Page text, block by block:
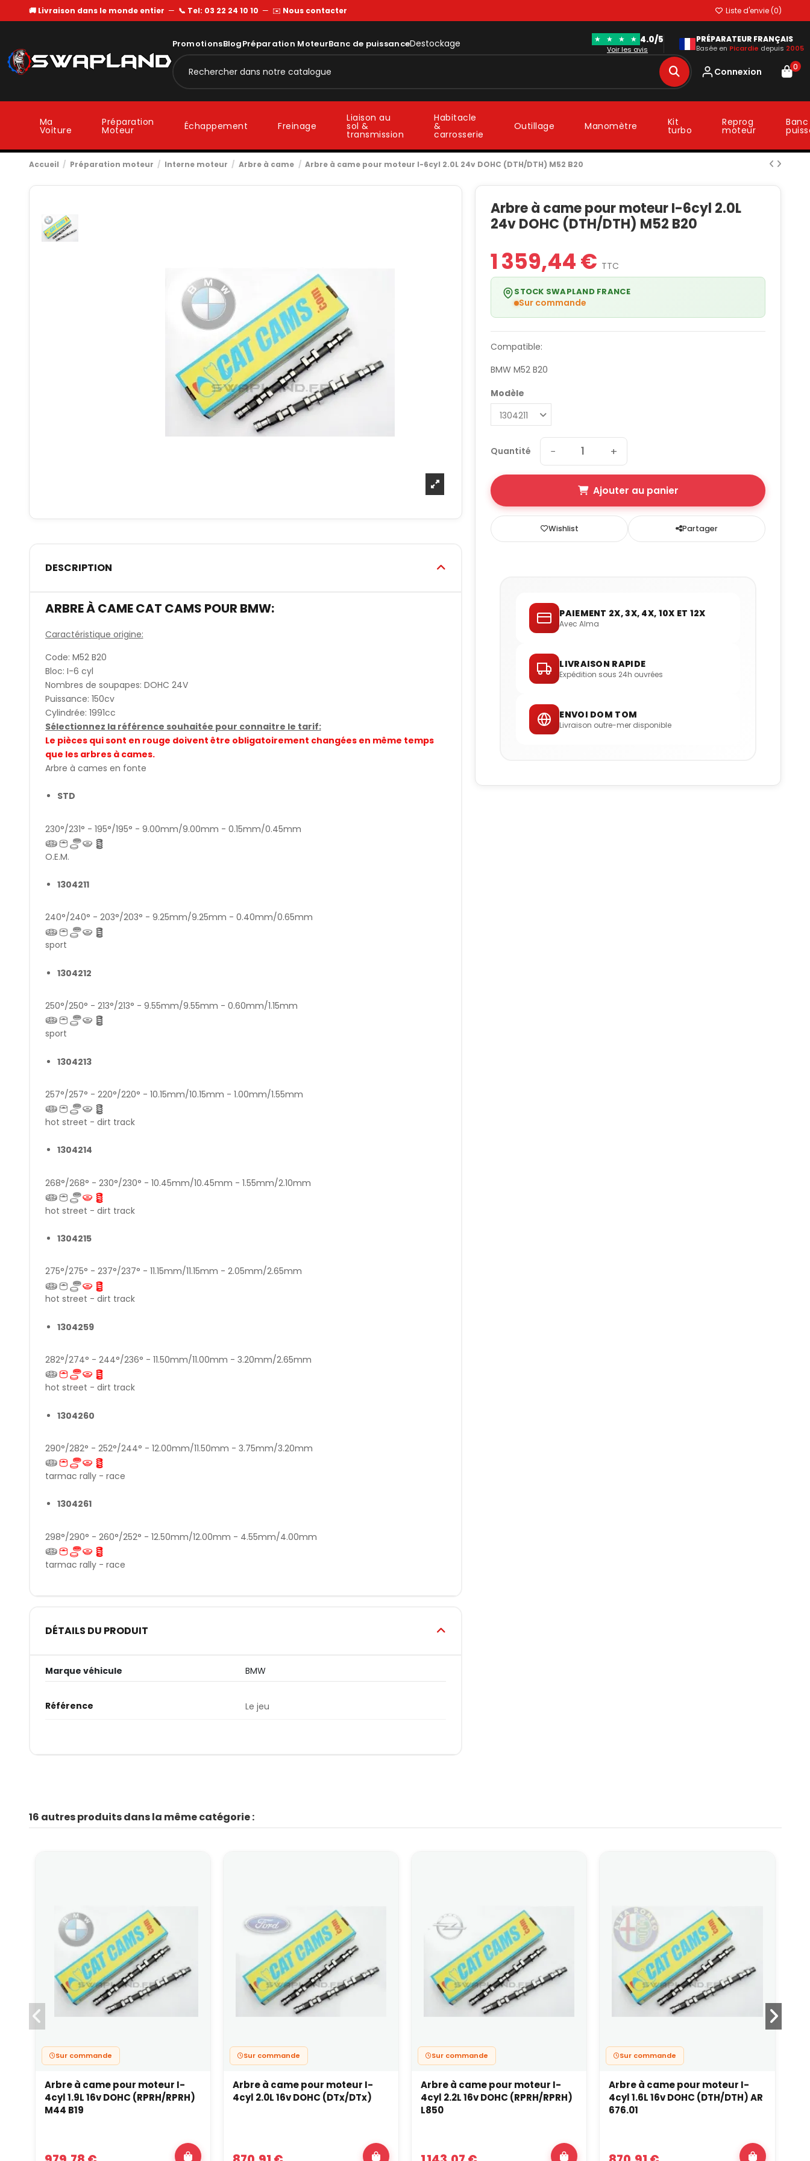
🚚 Livraison dans le monde entier — 📞 Tel: 03 22 24 10 10 — ✉️ Nous contacter Liste d'envie (0)
PromotionsBlogPréparation MoteurBanc de puissanceDestockage ★ ★ ★ ★ 4.0/5
Voir les avis
PRÉPARATEUR FRANÇAIS
Basée en Picardie depuis 2005
Connexion 0
Ma
Voiture
Préparation
Moteur Échappement Freinage
Liaison au
sol &
transmission
Habitacle
&
carrosserie
Outillage Manomètre Kit
turbo
Reprog
moteur
Accueil Préparation moteur Interne moteur Arbre à came Arbre à came pour moteur I-6cyl 2.0L 24v DOHC (DTH/DTH) M52 B20
DESCRIPTION
ARBRE À CAME CAT CAMS POUR BMW:
Caractéristique origine:
Code: M52 B20
Bloc: I-6 cyl
Nombres de soupapes: DOHC 24V
Puissance: 150cv
Cylindrée: 1991cc
Sélectionnez la référence souhaitée pour connaitre le tarif:
Le pièces qui sont en rouge doivent être obligatoirement changées en même temps
que les arbres à cames.
Arbre à cames en fonte
STD
230°/231° - 195°/195° - 9.00mm/9.00mm - 0.15mm/0.45mm
O.E.M.
1304211
240°/240° - 203°/203° - 9.25mm/9.25mm - 0.40mm/0.65mm
sport
1304212
250°/250° - 213°/213° - 9.55mm/9.55mm - 0.60mm/1.15mm
sport
1304213
257°/257° - 220°/220° - 10.15mm/10.15mm - 1.00mm/1.55mm
hot street - dirt track
1304214
268°/268° - 230°/230° - 10.45mm/10.45mm - 1.55mm/2.10mm
hot street - dirt track
1304215
275°/275° - 237°/237° - 11.15mm/11.15mm - 2.05mm/2.65mm
hot street - dirt track
1304259
282°/274° - 244°/236° - 11.50mm/11.00mm - 3.20mm/2.65mm
hot street - dirt track
1304260
290°/282° - 252°/244° - 12.00mm/11.50mm - 3.75mm/3.20mm
tarmac rally - race
1304261
298°/290° - 260°/252° - 12.50mm/12.00mm - 4.55mm/4.00mm
tarmac rally - race
DÉTAILS DU PRODUIT
Marque véhicule BMW
Référence Le jeu
Arbre à came pour moteur I-6cyl 2.0L
24v DOHC (DTH/DTH) M52 B20
1 359,44 € TTC
STOCK SWAPLAND FRANCE
Sur commande
Compatible:
BMW M52 B20
Modèle
Quantité − +
Ajouter au panier
Wishlist Partager
PAIEMENT 2X, 3X, 4X, 10X ET 12X
Avec Alma
LIVRAISON RAPIDE
Expédition sous 24h ouvrées
ENVOI DOM TOM
Livraison outre-mer disponible
16 autres produits dans la même catégorie :
Sur commande
Arbre à came pour moteur I-
4cyl 1.9L 16v DOHC (RPRH/RPRH)
M44 B19
Sur commande
Arbre à came pour moteur I-
4cyl 2.0L 16v DOHC (DTx/DTx)
Sur commande
Arbre à came pour moteur I-
4cyl 2.2L 16v DOHC (RPRH/RPRH)
L850
Sur commande
Arbre à came pour moteur I-
4cyl 1.6L 16v DOHC (DTH/DTH) AR
676.01